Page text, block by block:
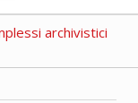
archivistici